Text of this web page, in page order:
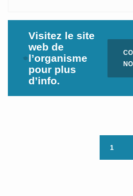
Visitez le site
web de
l’organisme
pour plus
d’info.
1